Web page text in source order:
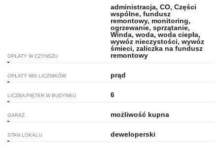
OPŁATY W CZYNSZU
administracja, CO, Części
wspólne, fundusz
remontowy, monitoring,
ogrzewanie, sprzątanie,
Winda, woda, woda ciepła,
wywóz nieczystości, wywóz
śmieci, zaliczka na fundusz
remontowy
OPŁATY WG LICZNIKÓW prąd
LICZBA PIĘTER W BUDYNKU 6
GARAŻ możliwość kupna
STAN LOKALU deweloperski